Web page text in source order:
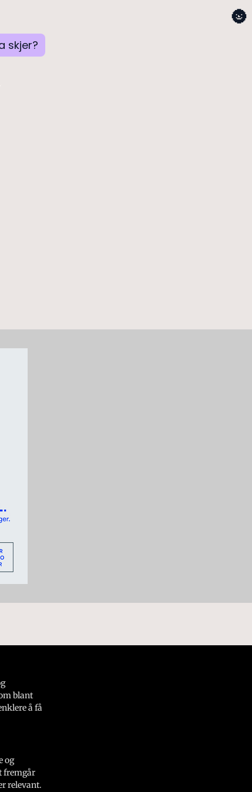
skjer?
🌚
blant
å få
og
fremgår
relevant.